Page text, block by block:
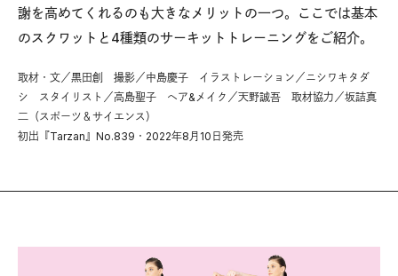
謝を高めてくれるのも大きなメリットの一つ。ここでは基本
のスクワットと4種類のサーキットトレーニングをご紹介。
取材・文／黒田創 撮影／中島慶子 イラストレーション／ニシワキタダ
シ スタイリスト／高島聖子 ヘア&メイク／天野誠吾 取材協力／坂詰真
二（スポーツ＆サイエンス）
初出『Tarzan』No.839・2022年8月10日発売